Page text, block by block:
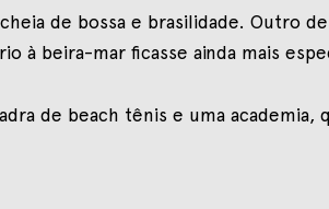
de bossa e brasilidade. Outro
à beira-mar ficasse ainda mais
de beach tênis e uma